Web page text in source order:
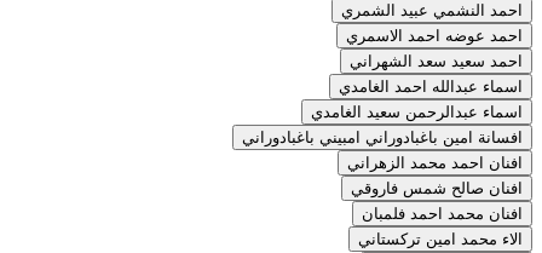
احمد النشمي عبيد الشمري
احمد عوضه احمد الاسمري
احمد سعيد سعد الشهراني
اسماء عبدالله احمد الغامدي
اسماء عبدالرحمن سعيد الغامدي
افسانة امين باغبادوراني امبيني باغبادوراني
افنان احمد محمد الزهراني
افنان صالح شمس فاروقي
افنان محمد احمد فلمبان
الاء محمد امين تركستاني